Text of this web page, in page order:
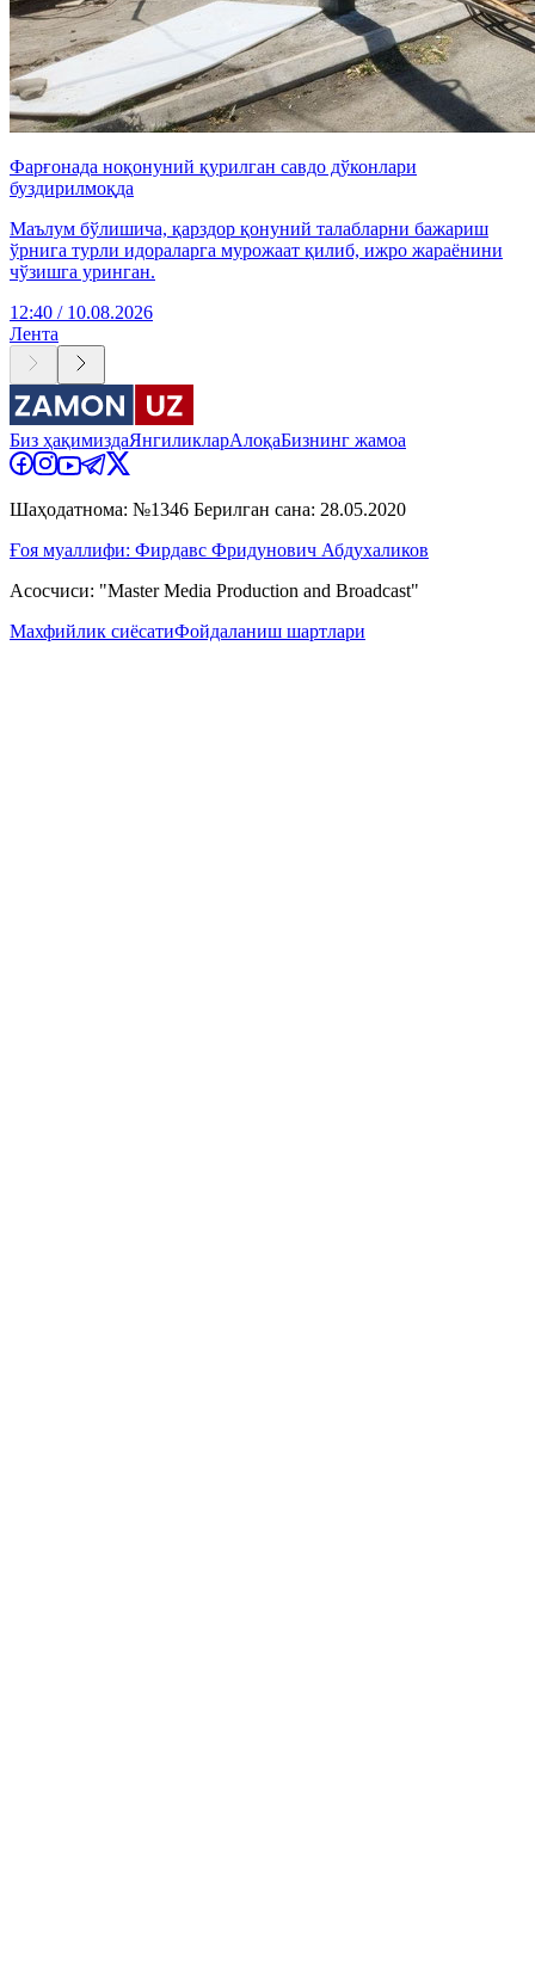
Фарғонада ноқонуний қурилган савдо дўконлари
буздирилмоқда
Маълум бўлишича, қарздор қонуний талабларни бажариш
ўрнига турли идораларга мурожаат қилиб, ижро жараёнини
чўзишга уринган.
12:40 / 10.08.2026
Лента
Биз ҳақимиздаЯнгиликларАлоқаБизнинг жамоа
Шаҳодатнома: №1346 Берилган сана: 28.05.2020
Ғоя муаллифи: Фирдавс Фридунович Абдухаликов
Асосчиси: "Master Media Production and Broadcast"
Махфийлик сиёсатиФойдаланиш шартлари